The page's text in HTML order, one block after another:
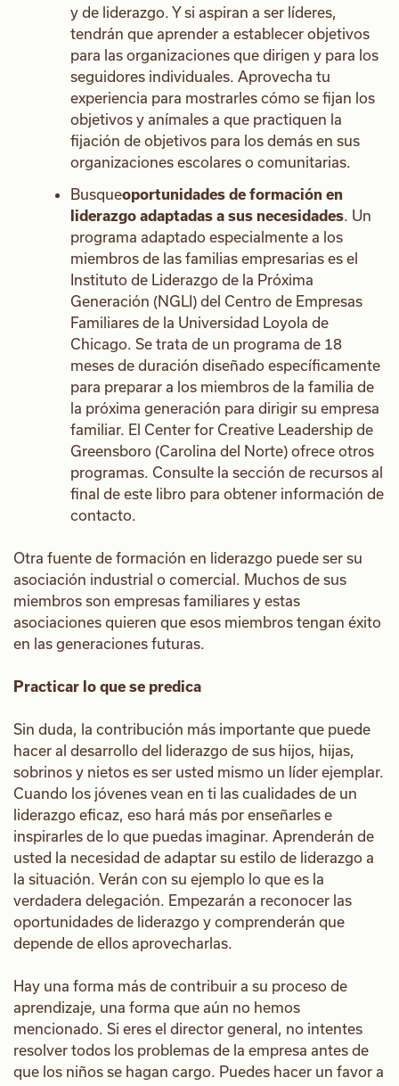
y de liderazgo. Y si aspiran a ser líderes,
tendrán que aprender a establecer objetivos
para las organizaciones que dirigen y para los
seguidores individuales. Aprovecha tu
experiencia para mostrarles cómo se fijan los
objetivos y anímales a que practiquen la
fijación de objetivos para los demás en sus
organizaciones escolares o comunitarias.
Busqueoportunidades de formación en
liderazgo adaptadas a sus necesidades. Un
programa adaptado especialmente a los
miembros de las familias empresarias es el
Instituto de Liderazgo de la Próxima
Generación (NGLI) del Centro de Empresas
Familiares de la Universidad Loyola de
Chicago. Se trata de un programa de 18
meses de duración diseñado específicamente
para preparar a los miembros de la familia de
la próxima generación para dirigir su empresa
familiar. El Center for Creative Leadership de
Greensboro (Carolina del Norte) ofrece otros
programas. Consulte la sección de recursos al
final de este libro para obtener información de
contacto.
Otra fuente de formación en liderazgo puede ser su
asociación industrial o comercial. Muchos de sus
miembros son empresas familiares y estas
asociaciones quieren que esos miembros tengan éxito
en las generaciones futuras.
Practicar lo que se predica
Sin duda, la contribución más importante que puede
hacer al desarrollo del liderazgo de sus hijos, hijas,
sobrinos y nietos es ser usted mismo un líder ejemplar.
Cuando los jóvenes vean en ti las cualidades de un
liderazgo eficaz, eso hará más por enseñarles e
inspirarles de lo que puedas imaginar. Aprenderán de
usted la necesidad de adaptar su estilo de liderazgo a
la situación. Verán con su ejemplo lo que es la
verdadera delegación. Empezarán a reconocer las
oportunidades de liderazgo y comprenderán que
depende de ellos aprovecharlas.
Hay una forma más de contribuir a su proceso de
aprendizaje, una forma que aún no hemos
mencionado. Si eres el director general, no intentes
resolver todos los problemas de la empresa antes de
que los niños se hagan cargo. Puedes hacer un favor a